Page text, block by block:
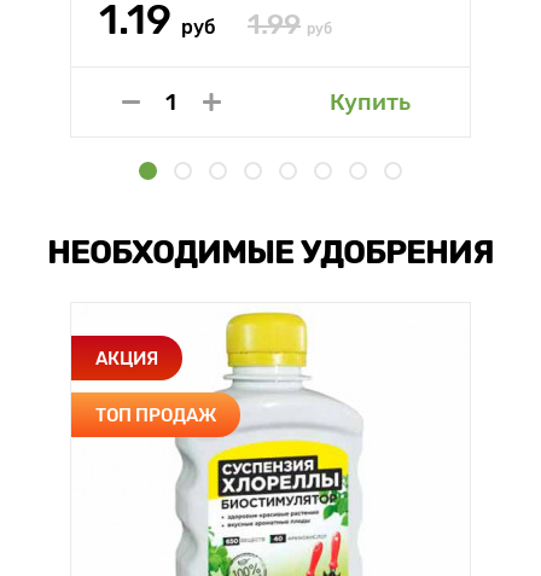
1.19 руб 1.99 руб
Купить
НЕОБХОДИМЫЕ УДОБРЕНИЯ
АКЦИЯ
ТОП ПРОДАЖ